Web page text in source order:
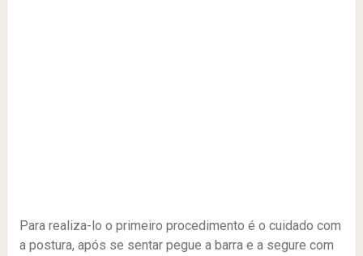
Para realiza-lo o primeiro procedimento é o cuidado com
a postura, após se sentar pegue a barra e a segure com